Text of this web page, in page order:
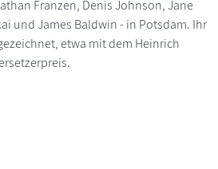
Franzen, Denis Johnson, Jane
und James Baldwin - in Potsdam. Ihr
etwa mit dem Heinrich